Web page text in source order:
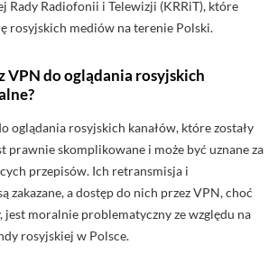
Rady Radiofonii i Telewizji (KRRiT), które
rosyjskich mediów na terenie Polski.
VPN do oglądania rosyjskich
oglądania rosyjskich kanałów, które zostały
prawnie skomplikowane i może być uznane za
przepisów. Ich retransmisja i
zakazane, a dostęp do nich przez VPN, choć
moralnie problematyczny ze względu na
rosyjskiej w Polsce.